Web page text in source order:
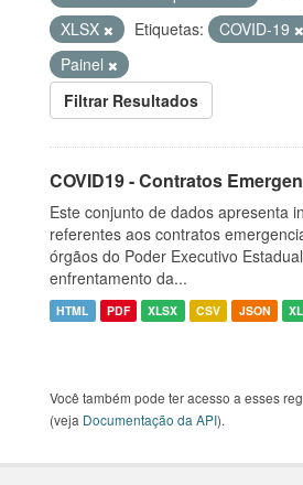
XLSX
Etiquetas: COVID-19
Painel
Filtrar Resultados
COVID19 - Contratos
Este conjunto de dados apresenta
referentes aos contratos
órgãos do Poder Executivo
enfrentamento da...
HTML PDF XLSX CSV JSON
Você também pode ter acesso a esses
(veja Documentação da API).